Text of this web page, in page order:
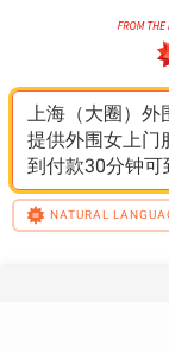
上海（大圈）外
提供外围女上门
到付款30分钟可
NATURAL